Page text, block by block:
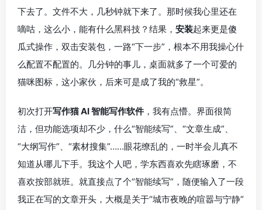
下去了。文件不大，几秒钟就下来了。那时候我心里还在
嘀咕，这么小，能有什么黑科技？结果， 安装起来更是傻
瓜式操作，双击安装包，一路“下一步”，根本不用我操心什
么配置不配置的。几分钟的事儿，桌面就多了一个可爱的
猫咪图标，这小家伙，后来可是成了我的“救星”。
初次打开写作猫 AI 智能写作软件，我有点懵。界面很简
洁，但功能选项却不少，什么“智能续写”、“文章生成”、
“大纲写作”、“素材搜集”……眼花缭乱的，一时半会儿真不
知道从哪儿下手。我这个人吧，学东西喜欢先瞎琢磨，不
喜欢按部就班。就直接点了个“智能续写”，随便输入了一段
我正在写的文章开头，大概是关于“城市夜晚的喧嚣与宁静”